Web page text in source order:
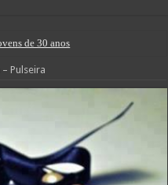
de 30 anos
Pulseira